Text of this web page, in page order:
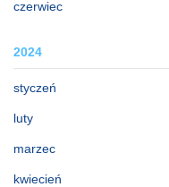
czerwiec
2024
styczeń
luty
marzec
kwiecień